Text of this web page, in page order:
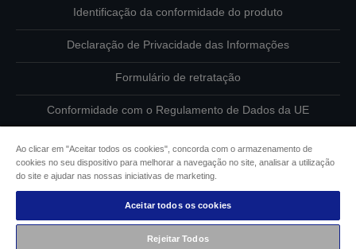
Identificação da conformidade do produto
Declaração de Privacidade das Informações
Formulário de retratação
Conformidade com o Regulamento de Dados da UE
Informações sobre cookies
Compromisso da Epson para com a acessibilidade
Ao clicar em "Aceitar todos os cookies", concorda com o armazenamento de
cookies no seu dispositivo para melhorar a navegação no site, analisar a utilização
do site e ajudar nas nossas iniciativas de marketing.
Aceitar todos os cookies
Rejeitar Todos